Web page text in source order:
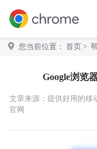
您当前位置： 首页 >
Google浏览
文章来源： 提供好用的移
官网